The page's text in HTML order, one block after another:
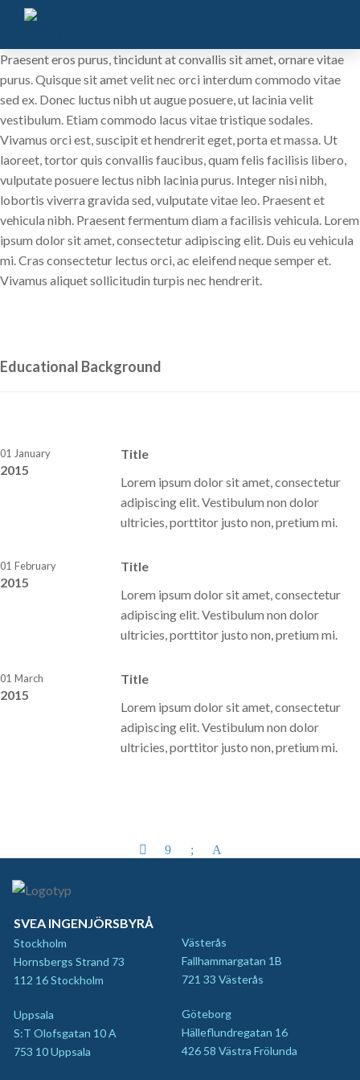
Praesent eros purus, tincidunt at convallis sit amet, ornare vitae
purus. Quisque sit amet velit nec orci interdum commodo vitae
sed ex. Donec luctus nibh ut augue posuere, ut lacinia velit
vestibulum. Etiam commodo lacus vitae tristique sodales.
Vivamus orci est, suscipit et hendrerit eget, porta et massa. Ut
laoreet, tortor quis convallis faucibus, quam felis facilisis libero,
vulputate posuere lectus nibh lacinia purus. Integer nisi nibh,
lobortis viverra gravida sed, vulputate vitae leo. Praesent et
vehicula nibh. Praesent fermentum diam a facilisis vehicula. Lorem
ipsum dolor sit amet, consectetur adipiscing elit. Duis eu vehicula
mi. Cras consectetur lectus orci, ac eleifend neque semper et.
Vivamus aliquet sollicitudin turpis nec hendrerit.
Educational Background
01 January
2015
Title
Lorem ipsum dolor sit amet, consectetur
adipiscing elit. Vestibulum non dolor
ultricies, porttitor justo non, pretium mi.
01 February
2015
Title
Lorem ipsum dolor sit amet, consectetur
adipiscing elit. Vestibulum non dolor
ultricies, porttitor justo non, pretium mi.
01 March
2015
Title
Lorem ipsum dolor sit amet, consectetur
adipiscing elit. Vestibulum non dolor
ultricies, porttitor justo non, pretium mi.
SVEA INGENJÖRSBYRÅ
Stockholm
Hornsbergs Strand 73
112 16 Stockholm
Uppsala
S:T Olofsgatan 10 A
753 10 Uppsala
Västerås
Fallhammargatan 1B
721 33 Västerås
Göteborg
Hälleflundregatan 16
426 58 Västra Frölunda